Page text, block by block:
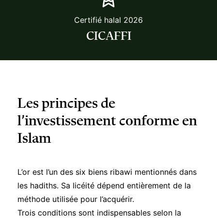
Certifié halal 2026
CICAFFI
Les principes de
l’investissement conforme en
Islam
L’or est l’un des six biens ribawi mentionnés dans
les hadiths. Sa licéité dépend entièrement de la
méthode utilisée pour l’acquérir.
Trois conditions sont indispensables selon la